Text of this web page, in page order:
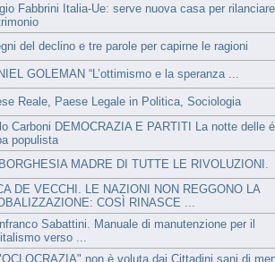
Fabbrini Italia-Ue: serve nuova casa per
del declino e tre parole per capirne le ragioni
GOLEMAN “L’ottimismo e la speranza ...
Reale, Paese Legale in Politica, Sociologia
Carboni DEMOCRAZIA E PARTITI La notte delle
populista
MADRE DI TUTTE LE RIVOLUZIONI.
DE VECCHI. LE NAZIONI NON REGGONO LA
COSÌ RINASCE ...
Sabattini. Manuale di manutenzione per il
verso ...
non è voluta dai Cittadini sani di